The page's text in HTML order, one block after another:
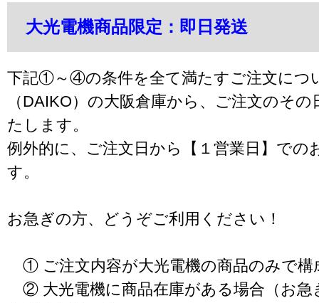
大光電機商品限定：即日発送
下記①～④の条件を全て満たすご注文につ
（DAIKO）の大阪倉庫から、ご注文のそ
たします。
例外的に、ご注文日から【１営業日】での
す。
お急ぎの方、どうぞご利用ください！
① ご注文内容が大光電機の商品のみで構
② 大光電機に商品在庫がある場合（お急